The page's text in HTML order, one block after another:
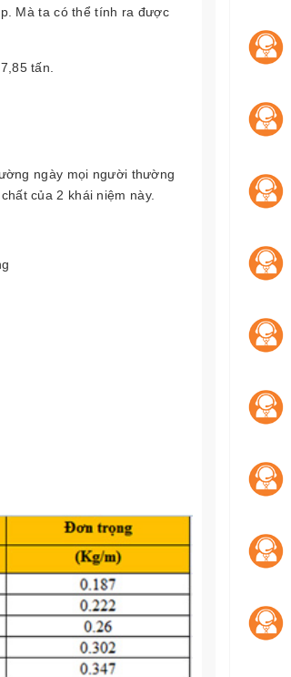
Mà ta có thể tính ra được
tấn.
ngày mọi người thường
của 2 khái niệm này.